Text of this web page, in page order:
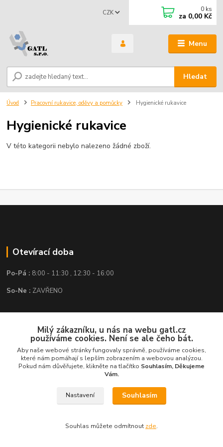
Menu
CZK
Hledat
0 ks
za 0,00 Kč
Úvod Pracovní rukavice, oděvy a pomůcky Hygienické rukavice
Hygienické rukavice
V této kategorii nebylo nalezeno žádné zboží.
Otevírací doba
Po-Pá : 8:00 - 11:30 , 12:30 - 16:00
So-Ne : ZAVŘENO
Kontakt
GATL s.r.o.
obchod@gatl.cz,info@gatl.cz
Milý zákazníku, u nás na webu gatl.cz
používáme cookies. Není se ale čeho bát.
Aby naše webové stránky fungovaly správně, používáme cookies,
které nám pomáhají s lepším zobrazením a webovou analýzou.
Pokud nám důvěřujete, klikněte na tlačítko Souhlasím, Děkujeme
Vám.
Nastavení Souhlasím
Souhlas můžete odmítnout zde.